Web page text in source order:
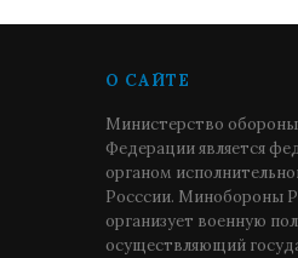
О САЙТЕ
Министерство
Федерации является
органом
Росссии. Минобороны
организует военную
осуществляющий